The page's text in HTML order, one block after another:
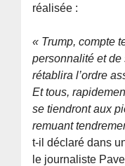
réalisée :
« Trump, compte
personnalité et de
rétablira l’ordre
Et tous,
se tiendront aux
remuant
t-il déclaré dans
le journaliste